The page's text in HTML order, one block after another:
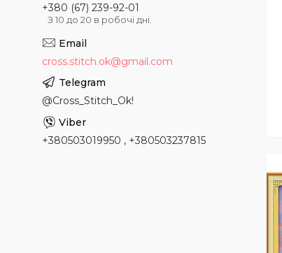
+380 (67) 239-92-01
З 10 до 20 в робочі дні.
cross.stitch.ok@gmail.com
@Cross_Stitch_Ok!
+380503019950 , +380503237815